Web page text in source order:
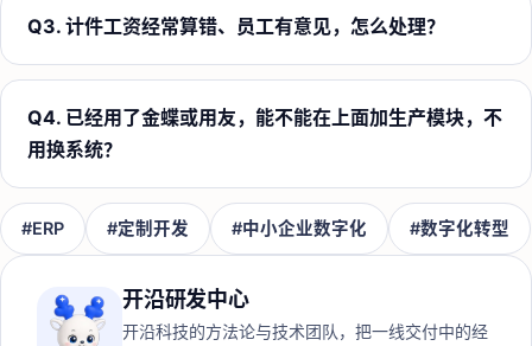
Q3. 计件工资经常算错、员工有意见，怎么处理？
Q4. 已经用了金蝶或用友，能不能在上面加生产模块，不
用换系统？
#ERP #定制开发 #中小企业数字化 #数字化转型
开沿研发中心
开沿科技的方法论与技术团队，把一线交付中的经